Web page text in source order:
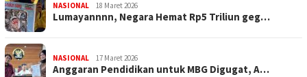
NASIONAL 18 Maret 2026
Lumayannnn, Negara Hemat Rp5 Triliun geg…
NASIONAL 17 Maret 2026
Anggaran Pendidikan untuk MBG Digugat, A…